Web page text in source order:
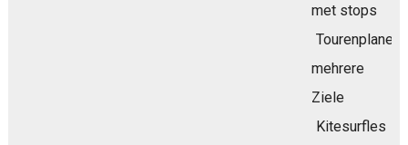
met stops
Tourenplaner
mehrere
Ziele
Kitesurfles